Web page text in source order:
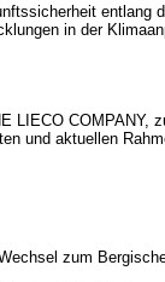
in der
LIECO COMPANY,
und aktuellen
zum